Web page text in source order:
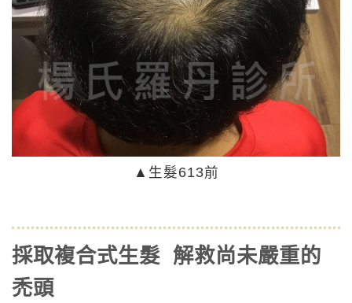
▲生髮613前
採取複合式生髮 解救尚未嚴重的
禿頭